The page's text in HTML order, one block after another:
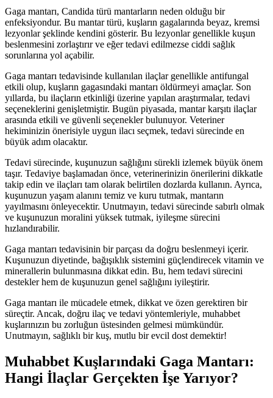
Gaga mantarı, Candida türü mantarların neden olduğu bir
enfeksiyondur. Bu mantar türü, kuşların gagalarında beyaz, kremsi
lezyonlar şeklinde kendini gösterir. Bu lezyonlar genellikle kuşun
beslenmesini zorlaştırır ve eğer tedavi edilmezse ciddi sağlık
sorunlarına yol açabilir.
Gaga mantarı tedavisinde kullanılan ilaçlar genellikle antifungal
etkili olup, kuşların gagasındaki mantarı öldürmeyi amaçlar. Son
yıllarda, bu ilaçların etkinliği üzerine yapılan araştırmalar, tedavi
seçeneklerini genişletmiştir. Bugün piyasada, mantar karşıtı ilaçlar
arasında etkili ve güvenli seçenekler bulunuyor. Veteriner
hekiminizin önerisiyle uygun ilacı seçmek, tedavi sürecinde en
büyük adım olacaktır.
Tedavi sürecinde, kuşunuzun sağlığını sürekli izlemek büyük önem
taşır. Tedaviye başlamadan önce, veterinerinizin önerilerini dikkatle
takip edin ve ilaçları tam olarak belirtilen dozlarda kullanın. Ayrıca,
kuşunuzun yaşam alanını temiz ve kuru tutmak, mantarın
yayılmasını önleyecektir. Unutmayın, tedavi sürecinde sabırlı olmak
ve kuşunuzun moralini yüksek tutmak, iyileşme sürecini
hızlandırabilir.
Gaga mantarı tedavisinin bir parçası da doğru beslenmeyi içerir.
Kuşunuzun diyetinde, bağışıklık sistemini güçlendirecek vitamin ve
minerallerin bulunmasına dikkat edin. Bu, hem tedavi sürecini
destekler hem de kuşunuzun genel sağlığını iyileştirir.
Gaga mantarı ile mücadele etmek, dikkat ve özen gerektiren bir
süreçtir. Ancak, doğru ilaç ve tedavi yöntemleriyle, muhabbet
kuşlarınızın bu zorluğun üstesinden gelmesi mümkündür.
Unutmayın, sağlıklı bir kuş, mutlu bir evcil dost demektir!
Muhabbet Kuşlarındaki Gaga Mantarı:
Hangi İlaçlar Gerçekten İşe Yarıyor?